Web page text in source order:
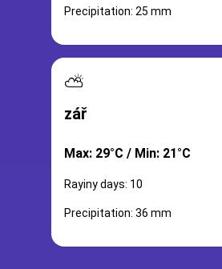
Precipitation: 25 mm
⛅
zář
Max: 29°C / Min: 21°C
Rayiny days: 10
Precipitation: 36 mm